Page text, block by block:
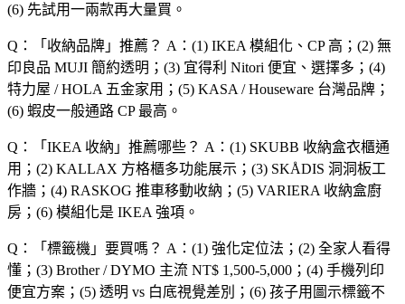
(6) 先試用一兩款再大量買。
Q：「 收納品牌 」推薦？ A：(1) IKEA 模組化、CP 高；(2) 無
印良品 MUJI 簡約透明；(3) 宜得利 Nitori 便宜、選擇多；(4)
特力屋 / HOLA 五金家用；(5) KASA / Houseware 台灣品牌；
(6) 蝦皮一般通路 CP 最高。
Q：「 IKEA 收納 」推薦哪些？ A：(1) SKUBB 收納盒衣櫃通
用；(2) KALLAX 方格櫃多功能展示；(3) SKÅDIS 洞洞板工
作牆；(4) RASKOG 推車移動收納；(5) VARIERA 收納盒廚
房；(6) 模組化是 IKEA 強項。
Q：「 標籤機 」要買嗎？ A：(1) 強化定位法；(2) 全家人看得
懂；(3) Brother / DYMO 主流 NT$ 1,500-5,000；(4) 手機列印
便宜方案；(5) 透明 vs 白底視覺差別；(6) 孩子用圖示標籤不